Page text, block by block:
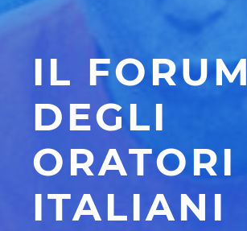
IL FORUM
DEGLI
ORATORI
ITALIANI